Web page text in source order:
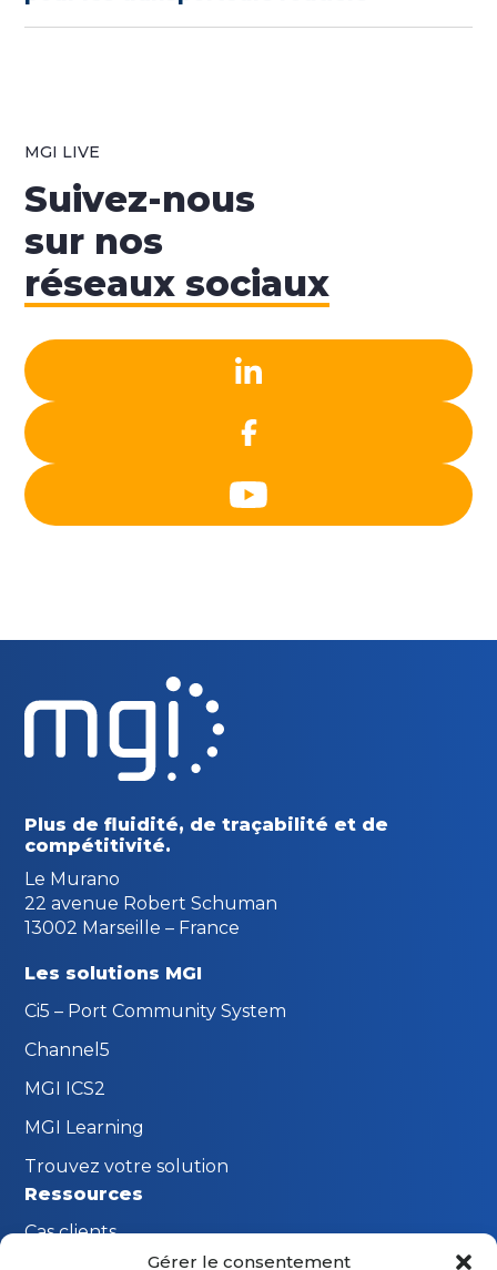
Gérer le consentement
MGI LIVE
Suivez-nous
sur nos
réseaux sociaux
Plus de fluidité, de traçabilité et de
compétitivité.
Le Murano
22 avenue Robert Schuman
13002 Marseille – France
Les solutions MGI
Ci5 – Port Community System
Channel5
MGI ICS2
MGI Learning
Trouvez votre solution
Ressources
Cas clients